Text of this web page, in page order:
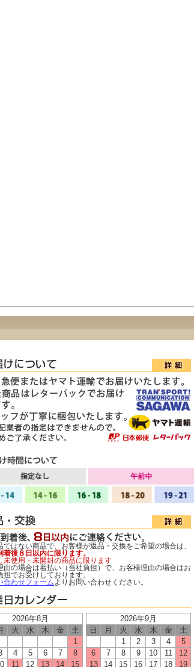
ではない商品で、お客様が返品・交換をご希望の場合は、
着後８日以内に限ります。
使用・未開封の商品に限ります
由の場合は着払い（当社負担）で、お客様理由の場合はお
担でお受けしております。
合わせフォームよりお問い合わせください。